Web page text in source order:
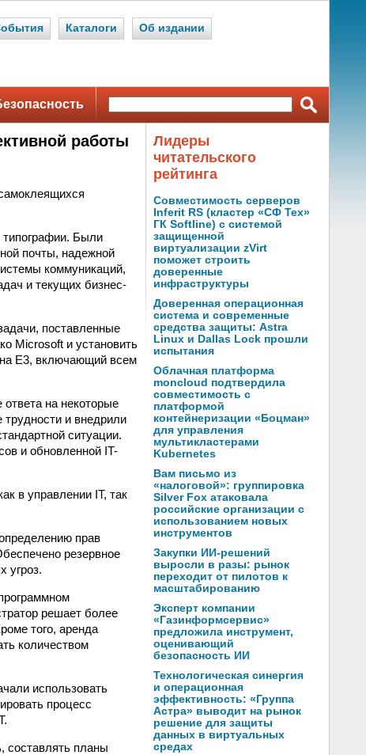
Каталоги Об издании
работы
типографии. Были
почты, надежной
коммуникаций,
и текущих бизнес-
поставленные
Microsoft и установить
Е3, включающий всем
на некоторые
и внедрили
ситуации.
и обновленной IT-
в управлении IT, так
прав
резервное
угроз.
решает более
того, аренда
количеством
использовать
процесс
составлять планы
Лидеры
читательского
рейтинга
Совместимость серверов
Inferit RS (кластер «СФ Тех»
ГК Softline) с системой
защищенной
виртуализации zVirt
поможет строить
доверенные
инфраструктуры
Доверенная операционная
система и современные
средства защиты: Astra
Linux и Dallas Lock прошли
испытания
Облачная платформа
moncloud подтвердила
совместимость с
платформой
контейнеризации «Боцман»
для управления
мультикластерами
Kubernetes
Вам письмо из
«налоговой»: группировка
Silver Fox атаковала
российские организации с
использованием новых
инструментов
Закупки ИИ-решений
выросли в разы: рынок
переходит от пилотов к
масштабированию
Эксперт компании
«Газинформсервис»
предложила инструмент,
оценивающий
безопасность ИИ
Технологическая синергия
и операционная
эффективность: «Группа
Астра» выводит на рынок
решение для защиты
данных в виртуальных
средах